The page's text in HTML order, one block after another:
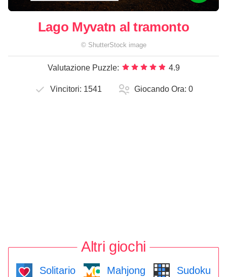
Lago Myvatn al tramonto
© ShutterStock image
Valutazione Puzzle: 4.9
Vincitori: 1541 Giocando Ora: 0
Altri giochi
Solitario Mahjong Sudoku